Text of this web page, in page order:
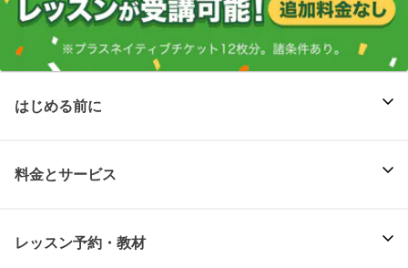
はじめる前に
料金とサービス
レッスン予約・教材